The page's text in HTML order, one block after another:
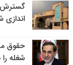
گسترش
اندازی
حقوق
شغله